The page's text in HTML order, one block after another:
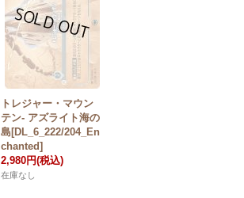
トレジャー・マウン
テン- アズライト海の
島[DL_6_222/204_En
chanted]
2,980円(税込)
在庫なし